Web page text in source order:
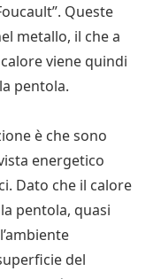
Queste
metallo, il che a
viene quindi
pentola.
è che sono
energetico
Dato che il calore
pentola, quasi
del